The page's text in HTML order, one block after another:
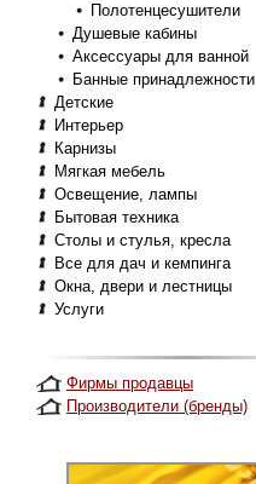
Полотенцесушители
Душевые кабины
Аксессуары для ванной
Банные принадлежности
Детские
Интерьер
Карнизы
Мягкая мебель
Освещение, лампы
Бытовая техника
Столы и стулья, кресла
Все для дач и кемпинга
Окна, двери и лестницы
Услуги
Фирмы продавцы
Производители (бренды)